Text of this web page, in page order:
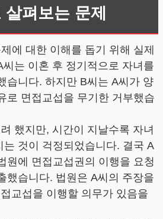
펴보는 문제
에 대한 이해를 돕기 위해 실제
는 이혼 후 정기적으로 자녀를
습니다. 하지만 B씨는 A씨가 양
로 면접교섭을 무기한 거부했습
했지만, 시간이 지날수록 자녀
는 것이 걱정되었습니다. 결국 A
원에 면접교섭권의 이행을 요청
했습니다. 법원은 A씨의 주장을
교섭을 이행할 의무가 있음을